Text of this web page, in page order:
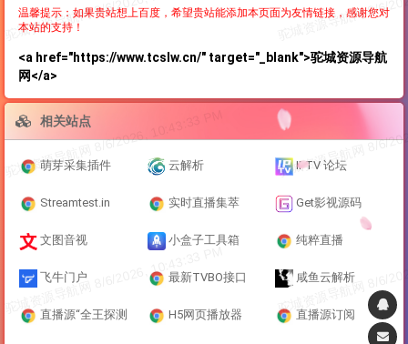
温馨提示：如果贵站想上百度，希望贵站能添加本页面为友情链接，感谢您对
本站的支持！
<a href="https://www.tcslw.cn/" target="_blank">驼城资源导航
网</a>
相关站点
萌芽采集插件 云解析 IPTV 论坛
Streamtest.in 实时直播集萃 Get影视源码
文图音视 小盒子工具箱 纯粹直播
飞牛门户 最新TVBO接口 咸鱼云解析
直播源“全王探测 H5网页播放器 直播源订阅